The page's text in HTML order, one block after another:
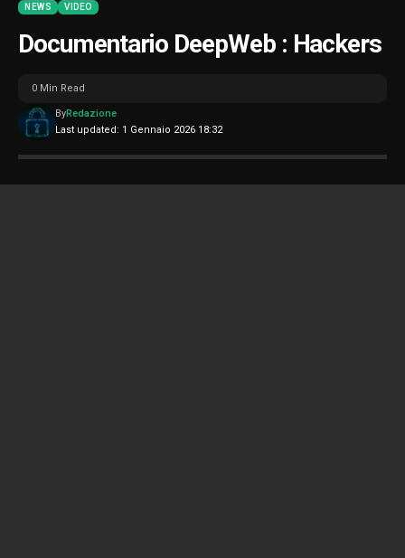
NEWS VIDEO
Documentario DeepWeb : Hackers
Last updated: 1 Gennaio 2026 18:32
ByRedazione
0 Min Read